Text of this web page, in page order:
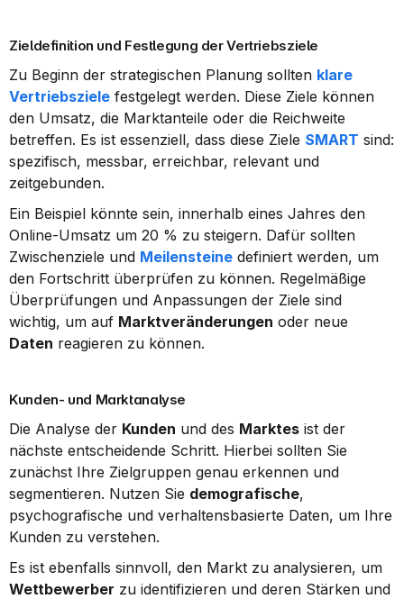
Zieldefinition und Festlegung der Vertriebsziele
Zu Beginn der strategischen Planung sollten klare
Vertriebsziele festgelegt werden. Diese Ziele können
den Umsatz, die Marktanteile oder die Reichweite
betreffen. Es ist essenziell, dass diese Ziele SMART sind:
spezifisch, messbar, erreichbar, relevant und
zeitgebunden.
Ein Beispiel könnte sein, innerhalb eines Jahres den
Online-Umsatz um 20 % zu steigern. Dafür sollten
Zwischenziele und Meilensteine definiert werden, um
den Fortschritt überprüfen zu können. Regelmäßige
Überprüfungen und Anpassungen der Ziele sind
wichtig, um auf Marktveränderungen
Daten reagieren zu können.
Kunden- und Marktanalyse
Die Analyse der Kunden und des Marktes ist der
nächste entscheidende Schritt. Hierbei sollten Sie
zunächst Ihre Zielgruppen genau erkennen und
segmentieren. Nutzen Sie demografische,
psychografische und verhaltensbasierte Daten, um Ihre
Kunden zu verstehen.
Wettbewerber zu identifizieren und deren Stärken und